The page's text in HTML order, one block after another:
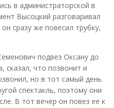
в администраторской в
Высоцкий разговаривал
сразу же повесил трубку,
подвез Оксану до
сказал, что позвонит и
но в тот самый день
спектакль, поэтому они
В тот вечер он повез ее к